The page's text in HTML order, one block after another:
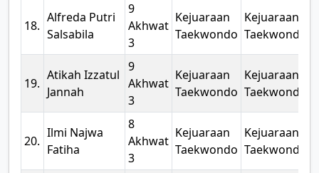
18.
Alfreda Putri
Salsabila
9
Akhwat
3
Kejuaraan
Taekwondo
Kejuaraan
Taekwondo
19.
Atikah Izzatul
Jannah
9
Akhwat
3
Kejuaraan
Taekwondo
Kejuaraan
Taekwondo
20.
Ilmi Najwa
Fatiha
8
Akhwat
3
Kejuaraan
Taekwondo
Kejuaraan
Taekwondo